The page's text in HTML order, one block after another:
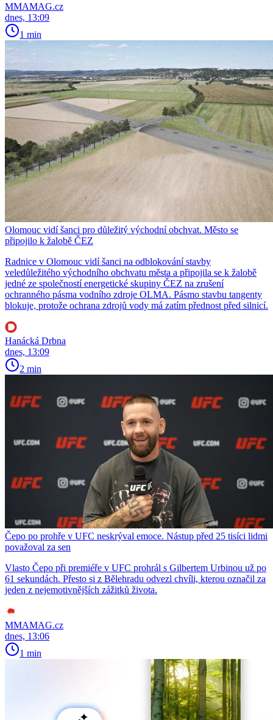
MMAMAG.cz
dnes, 13:09
1 min
Olomouc vidí šanci pro důležitý východní obchvat. Město se
připojilo k žalobě ČEZ
Radnice v Olomouc vidí šanci na odblokování stavby
veledůležitého východního obchvatu města a připojila se k žalobě
jedné ze společností energetické skupiny ČEZ na zrušení
ochranného pásma vodního zdroje OLMA. Pásmo stavbu tangenty
blokuje, protože ochrana zdrojů vody má zatím přednost před silnicí.
Hanácká Drbna
dnes, 13:09
2 min
Čepo po prohře v UFC neskrýval emoce. Nástup před 25 tisíci lidmi
považoval za sen
Vlasto Čepo při premiéře v UFC prohrál s Gilbertem Urbinou už po
61 sekundách. Přesto si z Bělehradu odvezl chvíli, kterou označil za
jeden z nejemotivnějších zážitků života.
MMAMAG.cz
dnes, 13:06
1 min